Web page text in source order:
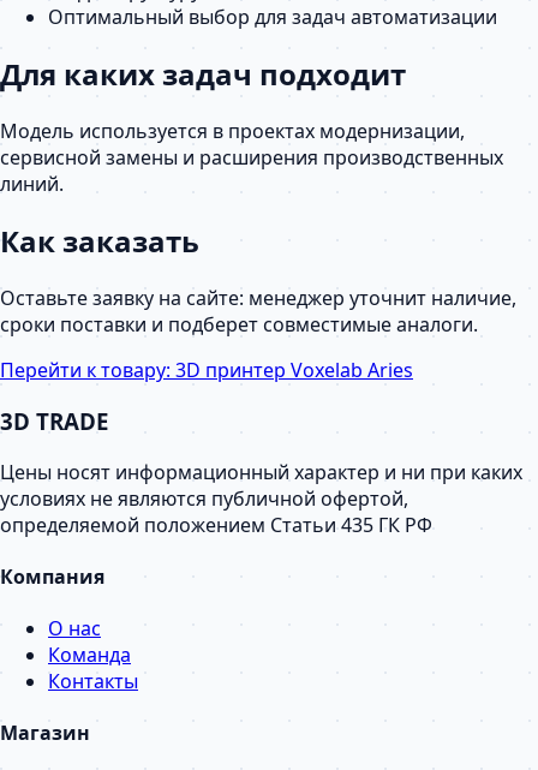
Оптимальный выбор для задач автоматизации
Для каких задач подходит
Модель используется в проектах модернизации,
сервисной замены и расширения производственных
линий.
Как заказать
Оставьте заявку на сайте: менеджер уточнит наличие,
сроки поставки и подберет совместимые аналоги.
Перейти к товару: 3D принтер Voxelab Aries
3D TRADE
Цены носят информационный характер и ни при каких
условиях не являются публичной офертой,
определяемой положением Статьи 435 ГК РФ
Компания
О нас
Команда
Контакты
Магазин